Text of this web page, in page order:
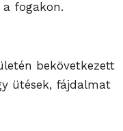
fogakon.
bekövetkezett
ütések, fájdalmat